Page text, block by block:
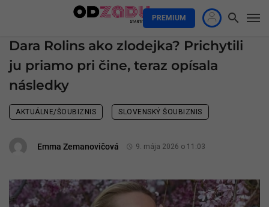
PREMIUM
Dara Rolins ako zlodejka? Prichytili
ju priamo pri čine, teraz opísala
následky
AKTUÁLNE/ŠOUBIZNIS SLOVENSKÝ ŠOUBIZNIS
Emma Zemanovičová 9. mája 2026 o 11:03